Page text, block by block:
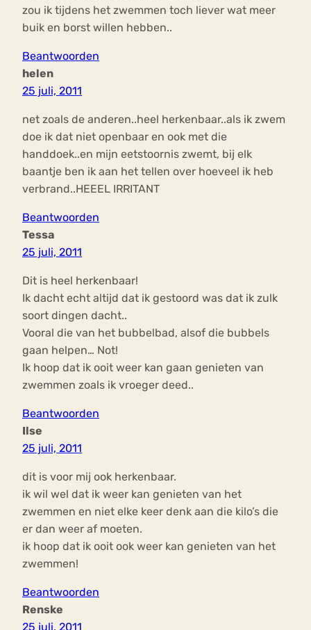
zou ik tijdens het zwemmen toch liever wat meer
buik en borst willen hebben..
Beantwoorden
helen
25 juli, 2011
net zoals de anderen..heel herkenbaar..als ik zwem
doe ik dat niet openbaar en ook met die
handdoek..en mijn eetstoornis zwemt, bij elk
baantje ben ik aan het tellen over hoeveel ik heb
verbrand..HEEEL IRRITANT
Beantwoorden
Tessa
25 juli, 2011
Dit is heel herkenbaar!
Ik dacht echt altijd dat ik gestoord was dat ik zulk
soort dingen dacht..
Vooral die van het bubbelbad, alsof die bubbels
gaan helpen… Not!
Ik hoop dat ik ooit weer kan gaan genieten van
zwemmen zoals ik vroeger deed..
Beantwoorden
Ilse
25 juli, 2011
dit is voor mij ook herkenbaar.
ik wil wel dat ik weer kan genieten van het
zwemmen en niet elke keer denk aan die kilo’s die
er dan weer af moeten.
ik hoop dat ik ooit ook weer kan genieten van het
zwemmen!
Beantwoorden
Renske
25 juli, 2011